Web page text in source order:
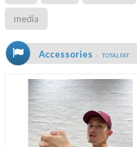
media
Accessories TOTALFAT